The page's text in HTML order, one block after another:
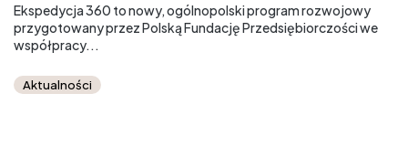
Ekspedycja 360 to nowy, ogólnopolski program rozwojowy
przygotowany przez Polską Fundację Przedsiębiorczości we
współpracy...
Aktualności